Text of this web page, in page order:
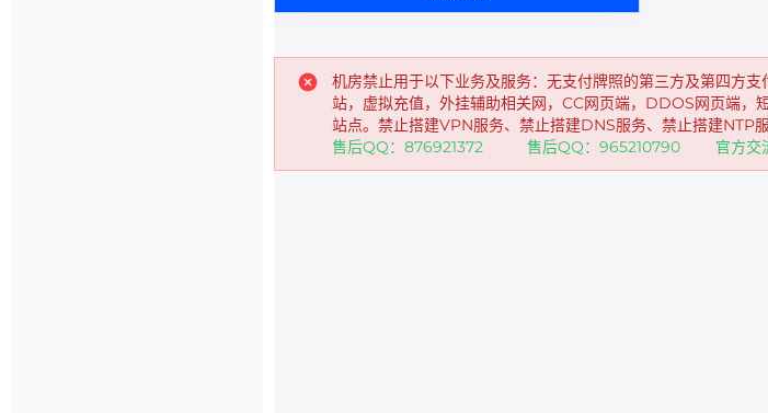
机房禁止用于以下业务及服务：无支付牌照的第三方及第四方
站，虚拟充值，外挂辅助相关网，CC网页端，DDOS网页端，
站点。禁止搭建VPN服务、禁止搭建DNS服务、禁止搭建NTP
售后QQ：876921372 售后QQ：965210790 官方交